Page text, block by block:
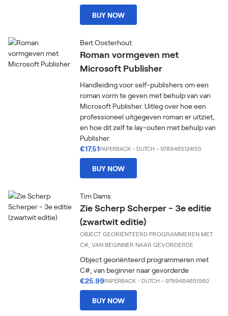
BUY NOW
Bert Oosterhout
Roman vormgeven met
Microsoft Publisher
Handleiding voor self-publishers om een
roman vorm te geven met behulp van van
Microsoft Publisher. Uitleg over hoe een
professioneel uitgegeven roman er uitziet,
en hoe dit zelf te lay-outen met behulp van
Publisher.
€17.51PAPERBACK - DUTCH - 9789465124155
BUY NOW
Tim Dams
Zie Scherp Scherper - 3e editie
(zwartwit editie)
OBJECT GEORIËNTEERD PROGRAMMEREN MET
C#, VAN BEGINNER NAAR GEVORDERDE
Object georiënteerd programmeren met
C#, van beginner naar gevorderde
€25.99PAPERBACK - DUTCH - 9789464651560
BUY NOW